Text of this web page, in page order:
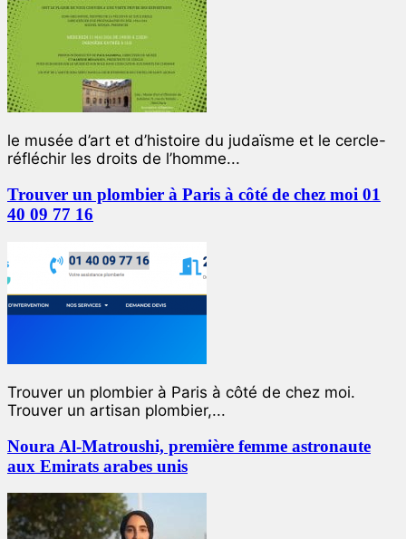
le musée d’art et d’histoire du judaïsme et le cercle-
réfléchir les droits de l’homme...
Trouver un plombier à Paris à côté de chez moi 01
40 09 77 16
Trouver un plombier à Paris à côté de chez moi.
Trouver un artisan plombier,...
Noura Al-Matroushi, première femme astronaute
aux Emirats arabes unis